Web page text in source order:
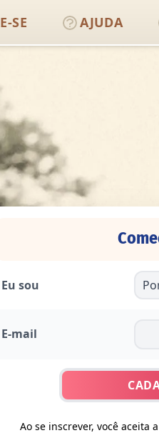
SE AJUDA
Eu sou
E-mail
Ao se inscrever, você aceita a